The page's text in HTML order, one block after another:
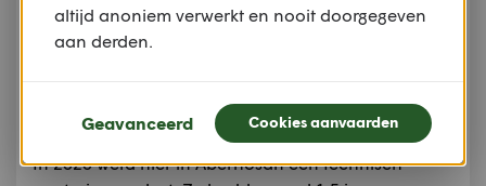
Bron:Wikipedia.org
Auteursrechten:
Aberhosan
In 2020 werd hier in Aberhosan een technisch
altijd anoniem verwerkt en nooit doorgegeven
aan derden.
Geavanceerd Cookies aanvaarden